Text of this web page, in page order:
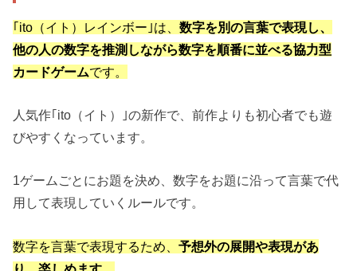
｢ito（イト）レインボー｣は、数字を別の言葉で表現し、
他の人の数字を推測しながら数字を順番に並べる協力型
カードゲームです。
人気作｢ito（イト）｣の新作で、前作よりも初心者でも遊
びやすくなっています。
1ゲームごとにお題を決め、数字をお題に沿って言葉で代
用して表現していくルールです。
数字を言葉で表現するため、予想外の展開や表現があ